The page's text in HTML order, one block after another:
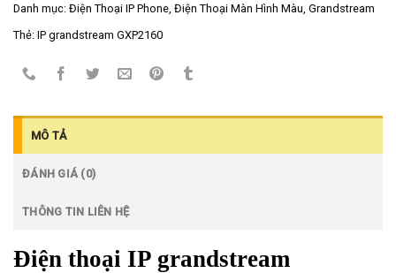
Danh mục: Điện Thoại IP Phone Điện Thoại Màn Hình Màu Grandstream
Thẻ: IP grandstream GXP2160
MÔ TẢ
ĐÁNH GIÁ (0)
THÔNG TIN LIÊN HỆ
Điện thoại IP grandstream